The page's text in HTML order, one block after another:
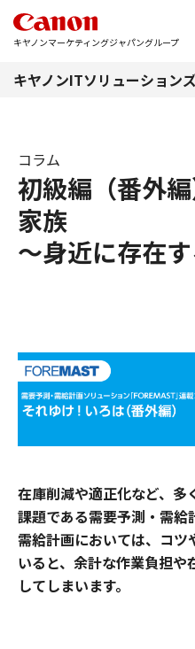
キヤノンマーケティングジャパングループ
キヤノンITソリューション
初級編（番外
家族
～身近に存在
コラム
在庫削減や適正化など、多
課題である需要予測・需給
需給計画においては、コ
いると、余計な作業負担
してしまいます。